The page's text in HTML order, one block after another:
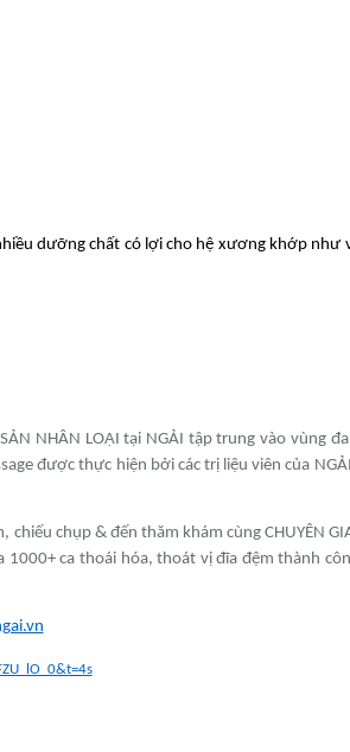
dưỡng chất có lợi cho hệ xương khớp như
NHÂN LOẠI tại NGẢI tập trung vào vùng
được thực hiện bởi các trị liệu viên của
chụp & đến thăm khám cùng CHUYÊN
1000+ ca thoái hóa, thoát vị đĩa đệm thành